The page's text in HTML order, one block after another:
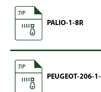
PALIO-1-8R
PEUGEOT-206-